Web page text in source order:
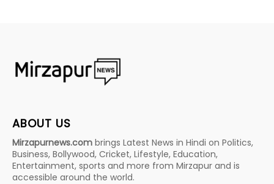
ABOUT US
Mirzapurnews.com brings Latest News in Hindi on Politics,
Business, Bollywood, Cricket, Lifestyle, Education,
Entertainment, sports and more from Mirzapur and is
accessible around the world.